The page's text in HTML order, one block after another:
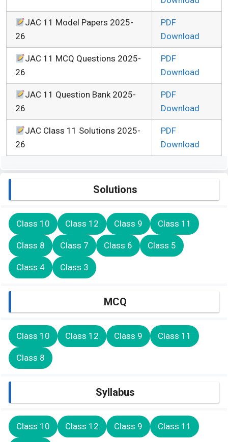
JAC 11 Model Papers 2025-
26
PDF
Download
JAC 11 MCQ Questions 2025-
26
PDF
Download
JAC 11 Question Bank 2025-
26
PDF
Download
JAC Class 11 Solutions 2025-
26
PDF
Download
Solutions
Class 10 Class 12 Class 9 Class 11
Class 8 Class 7 Class 6 Class 5
Class 4 Class 3
MCQ
Class 10 Class 12 Class 9 Class 11
Class 8
Syllabus
Class 10 Class 12 Class 9 Class 11